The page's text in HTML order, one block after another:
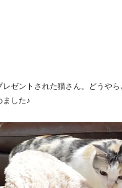
ゼントされた猫さん。どうや
ました♪